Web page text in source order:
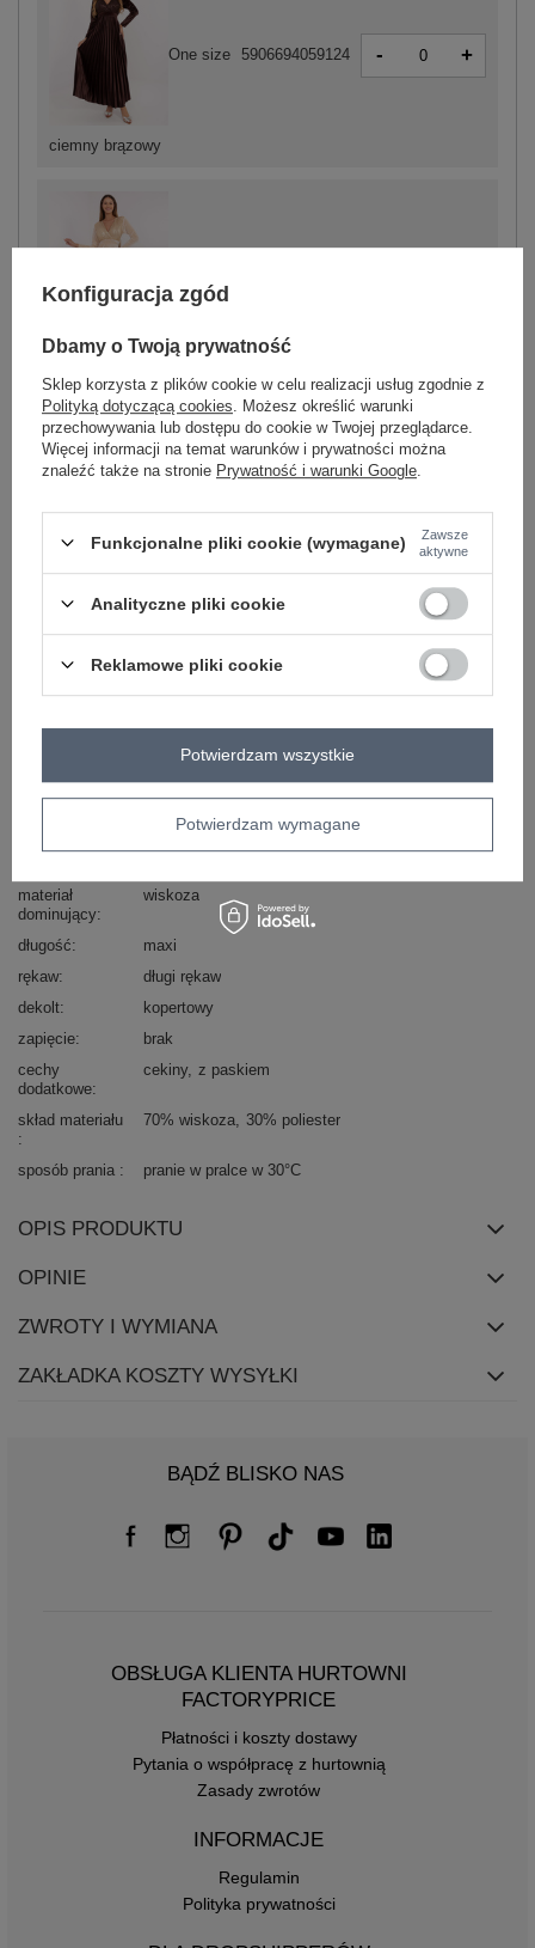
ciemny brązowy
One size 5906694059124 - +
ZALOGUJ SIĘ I ZOBACZ CENĘ
+48 601 547 740 Zadaj pytanie
skład materiału : 70% wiskoza, 30% poliester
sposób prania : pranie w pralce w 30°C
sukienka elegancka
fason
sukienka rozkloszowana
materiał
dominujący
wiskoza
długość
maxi
rękaw
długi rękaw
dekolt
kopertowy
zapięcie
brak
cechy
dodatkowe
cekiny z paskiem
skład materiału 70% wiskoza 30% poliester
sposób prania pranie w pralce w 30°C
OPIS PRODUKTU
OPINIE
ZWROTY I WYMIANA
ZAKŁADKA KOSZTY WYSYŁKI
BĄDŹ BLISKO NAS
OBSŁUGA KLIENTA HURTOWNI
FACTORYPRICE
Płatności i koszty dostawy
Pytania o współpracę z hurtownią
Zasady zwrotów
INFORMACJE
Regulamin
Polityka prywatności
Konfiguracja zgód
Dbamy o Twoją prywatność
Sklep korzysta z plików cookie w celu realizacji usług zgodnie z
Polityką dotyczącą cookies . Możesz określić warunki
przechowywania lub dostępu do cookie w Twojej przeglądarce.
Więcej informacji na temat warunków i prywatności można
znaleźć także na stronie Prywatność i warunki Google
Funkcjonalne pliki cookie (wymagane)
Zawsze
aktywne
Analityczne pliki cookie
Reklamowe pliki cookie
Potwierdzam wymagane
Potwierdzam wszystkie